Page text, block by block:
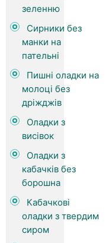
зеленню
Сирники без
манки на
пательні
Пишні оладки на
молоці без
дріжджів
Оладки з
висівок
Оладки з
кабачків без
борошна
Кабачкові
оладки з твердим
сиром